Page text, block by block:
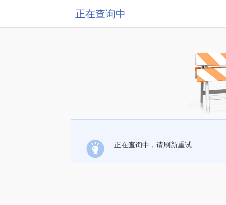
正在查询中
正在查询中，请刷新重试